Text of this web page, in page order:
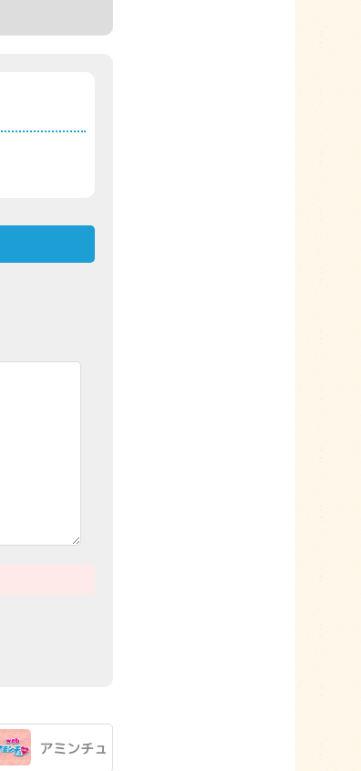
アミンチュ